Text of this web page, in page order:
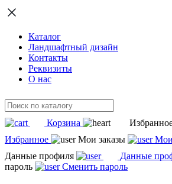
Каталог
Ландшафтный дизайн
Контакты
Реквизиты
О нас
Корзина
Избранное
Мои заказы
Мои
Данные профиля
Данные
пароль
Сменить пароль